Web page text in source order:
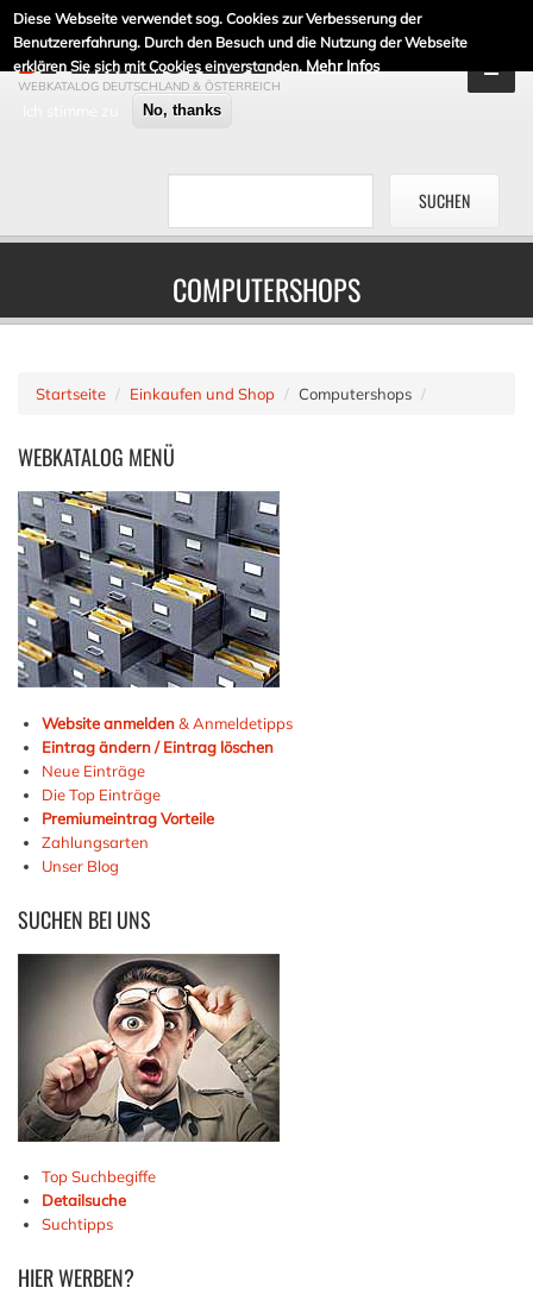
Diese Webseite verwendet sog. Cookies zur Verbesserung der
Benutzererfahrung. Durch den Besuch und die Nutzung der Webseite
erklären Sie sich mit Cookies einverstanden. Mehr Infos
No, thanks
DE-LINKLISTE.DE
WEBKATALOG DEUTSCHLAND & ÖSTERREICH
COMPUTERSHOPS
Startseite Einkaufen und Shop Computershops
WEBKATALOG MENÜ
Website anmelden& Anmeldetipps
Eintrag ändern / Eintrag löschen
Neue Einträge
Die Top Einträge
Premiumeintrag Vorteile
Zahlungsarten
Unser Blog
SUCHEN BEI UNS
Top Suchbegiffe
Detailsuche
Suchtipps
HIERWERBEN?